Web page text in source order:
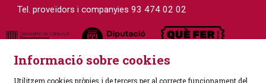
Tel. proveïdors i companyies 93 474 02 02
Informació sobre cookies
Utilitzem cookies pròpies i de tercers per al correcte funcionament del